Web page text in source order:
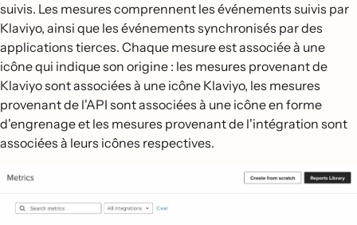
suivis. Les mesures comprennent les événements suivis par
Klaviyo, ainsi que les événements synchronisés par des
applications tierces. Chaque mesure est associée à une
icône qui indique son origine : les mesures provenant de
Klaviyo sont associées à une icône Klaviyo, les mesures
provenant de l'API sont associées à une icône en forme
d'engrenage et les mesures provenant de l'intégration sont
associées à leurs icônes respectives.